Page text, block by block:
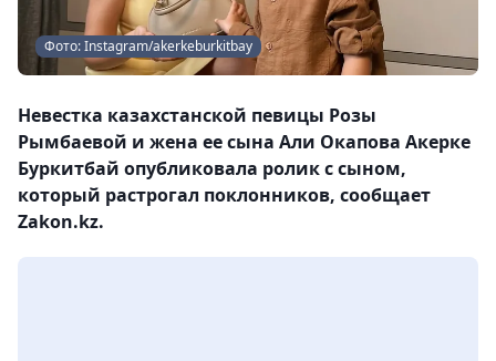
Фото: Instagram/akerkeburkitbay
Невестка казахстанской певицы Розы
Рымбаевой и жена ее сына Али Окапова Акерке
Буркитбай опубликовала ролик с сыном,
который растрогал поклонников, сообщает
Zakon.kz.